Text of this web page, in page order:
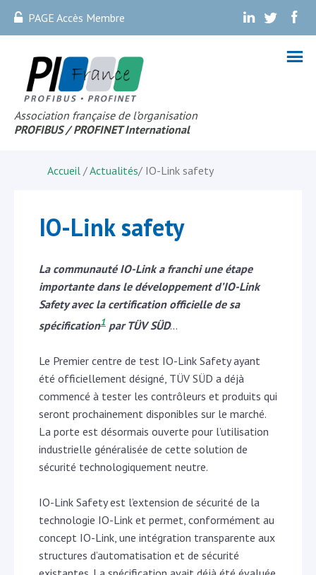
PAGE Accès Membre . . .
Association française de l’organisation
PROFIBUS / PROFINET International
Accueil /Actualités/ IO-Link safety
IO-Link safety
La communauté IO-Link a franchi une étape
importante dans le développement d’IO-Link
Safety avec la certification officielle de sa
spécification1 par TÜV SÜD…
Le Premier centre de test IO-Link Safety ayant
été officiellement désigné, TÜV SÜD a déjà
commencé à tester les contrôleurs et produits qui
seront prochainement disponibles sur le marché.
La porte est désormais ouverte pour l’utilisation
industrielle généralisée de cette solution de
sécurité technologiquement neutre.
IO-Link Safety est l’extension de sécurité de la
technologie IO-Link et permet, conformément au
concept IO-Link, une intégration transparente aux
structures d’automatisation et de sécurité